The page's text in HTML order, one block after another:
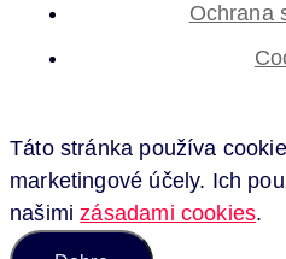
Ochrana
Táto stránka používa
marketingové účely. Ich
našimizásadami cookies.